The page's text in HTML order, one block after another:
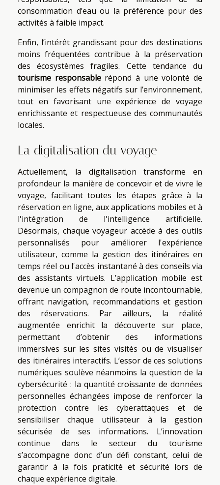
consommation d’eau ou la préférence pour des
activités à faible impact.
Enfin, l’intérêt grandissant pour des destinations
moins fréquentées contribue à la préservation
des écosystèmes fragiles. Cette tendance du
tourisme responsablerépond à une volonté de
minimiser les effets négatifs sur l’environnement,
tout en favorisant une expérience de voyage
enrichissante et respectueuse des communautés
locales.
La digitalisation du voyage
Actuellement, la digitalisation transforme en
profondeur la manière de concevoir et de vivre le
voyage, facilitant toutes les étapes grâce à la
réservation en ligne, aux applications mobiles et à
l'intégration de l'intelligence artificielle.
Désormais, chaque voyageur accède à des outils
personnalisés pour améliorer l'expérience
utilisateur, comme la gestion des itinéraires en
temps réel ou l'accès instantané à des conseils via
des assistants virtuels. L’application mobile est
devenue un compagnon de route incontournable,
offrant navigation, recommandations et gestion
des réservations. Par ailleurs, la réalité
augmentée enrichit la découverte sur place,
permettant d’obtenir des informations
immersives sur les sites visités ou de visualiser
des itinéraires interactifs. L’essor de ces solutions
numériques soulève néanmoins la question de la
cybersécurité : la quantité croissante de données
personnelles échangées impose de renforcer la
protection contre les cyberattaques et de
sensibiliser chaque utilisateur à la gestion
sécurisée de ses informations. L’innovation
continue dans le secteur du tourisme
s’accompagne donc d’un défi constant, celui de
garantir à la fois praticité et sécurité lors de
chaque expérience digitale.